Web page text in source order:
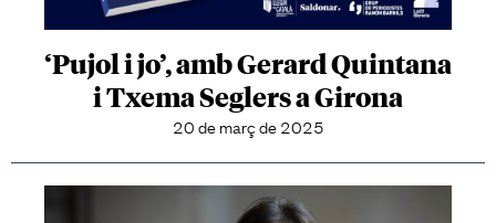
‘Pujol i jo’, amb Gerard Quintana
i Txema Seglers a Girona
20 de març de 2025